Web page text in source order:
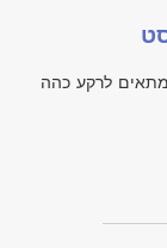
לרקע כהה